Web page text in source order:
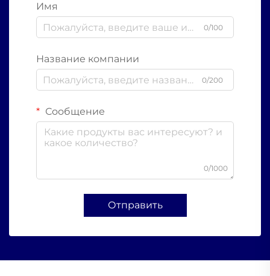
Имя
0/100
Название компании
0/200
Сообщение
0/1000
Отправить